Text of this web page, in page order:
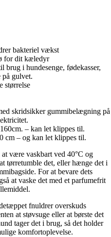
bakteriel vækst
for dit kæledyr
brug i hundesenge, fødekasser,
på gulvet.
størrelse
skridsikker gummibelægning på
– kan let klippes til.
cm – og kan let klippes til.
være vaskbart ved 40°C og
tørretumble det, eller hænge det i
For at bevare dets
at vaske det med et parfumefrit
fnuldrer overskuds
at støvsuge eller at børste det
tager det i brug, så det holder
komfortoplevelse.